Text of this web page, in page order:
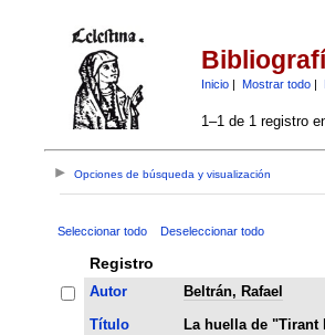
Inicio| Mostrar todo|
1–1 de 1 registro
Opciones de búsqueda y visualización
Seleccionar todo Deseleccionar todo
Registro
Autor
Beltrán, Rafael
Título
La huella de